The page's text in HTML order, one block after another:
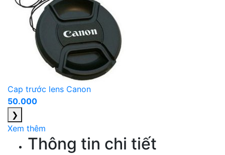
Cap trước lens Canon
50.000
❯
Xem thêm
Thông tin chi tiết